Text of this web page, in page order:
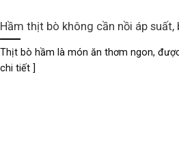
Hầm thịt bò không cần nồi áp
Thịt bò hầm là món ăn thơm ngon,
chi tiết ]